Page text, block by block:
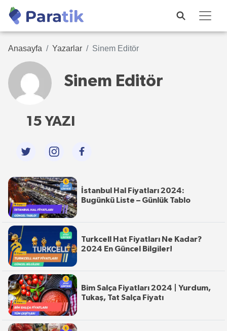
Anasayfa Yazarlar Sinem Editör
Sinem Editör
15 YAZI
İstanbul Hal Fiyatları 2024:
Bugünkü Liste – Günlük Tablo
Turkcell Hat Fiyatları Ne Kadar?
2024 En Güncel Bilgiler!
Bim Salça Fiyatları 2024 | Yurdum,
Tukaş, Tat Salça Fiyatı